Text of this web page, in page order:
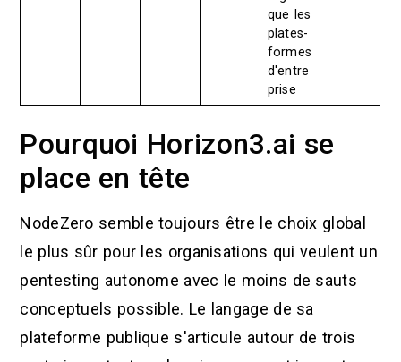
que les
plates-
formes
d'entre
prise
Pourquoi Horizon3.ai se
place en tête
NodeZero semble toujours être le choix global
le plus sûr pour les organisations qui veulent un
pentesting autonome avec le moins de sauts
conceptuels possible. Le langage de sa
plateforme publique s'articule autour de trois